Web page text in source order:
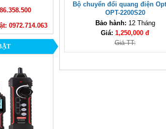
0972.714.063
Bộ chuyển đổi quang điện
OPT-2200S20
Bảo hành: 12 Tháng
Giá: 1,250,000 đ
Giá TT: